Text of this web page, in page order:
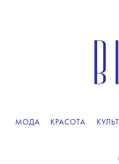
МОДА КРАСОТА